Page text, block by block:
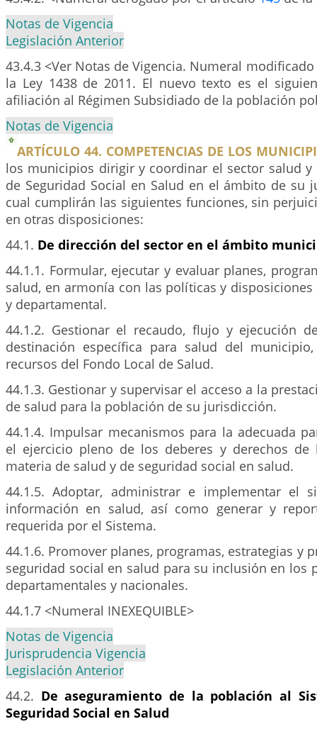
Notas de Vigencia
Legislación Anterior
43.4.3 <Ver Notas de Vigencia. Numeral
la Ley 1438 de 2011. El nuevo texto es el
afiliación al Régimen Subsidiado de la población
Notas de Vigencia
ARTÍCULO 44. COMPETENCIAS DE LOS
los municipios dirigir y coordinar el sector salud y
de Seguridad Social en Salud en el ámbito de su
cual cumplirán las siguientes funciones, sin
en otras disposiciones:
44.1. De dirección del sector en el ámbito
44.1.1. Formular, ejecutar y evaluar planes,
salud, en armonía con las políticas y
y departamental.
44.1.2. Gestionar el recaudo, flujo y ejecución
destinación específica para salud del
recursos del Fondo Local de Salud.
44.1.3. Gestionar y supervisar el acceso a la
de salud para la población de su jurisdicción.
44.1.4. Impulsar mecanismos para la adecuada
el ejercicio pleno de los deberes y derechos de
materia de salud y de seguridad social en salud.
44.1.5. Adoptar, administrar e implementar el
información en salud, así como generar y
requerida por el Sistema.
44.1.6. Promover planes, programas, estrategias y
seguridad social en salud para su inclusión en los
departamentales y nacionales.
44.1.7 <Numeral INEXEQUIBLE>
Notas de Vigencia
Jurisprudencia Vigencia
Legislación Anterior
44.2. De aseguramiento de la población al
Seguridad Social en Salud